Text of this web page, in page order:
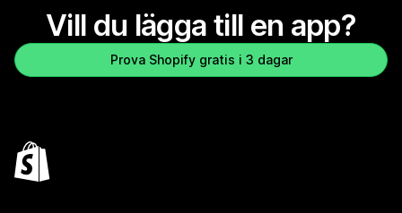
Vill du lägga till en app?
Prova Shopify gratis i 3 dagar